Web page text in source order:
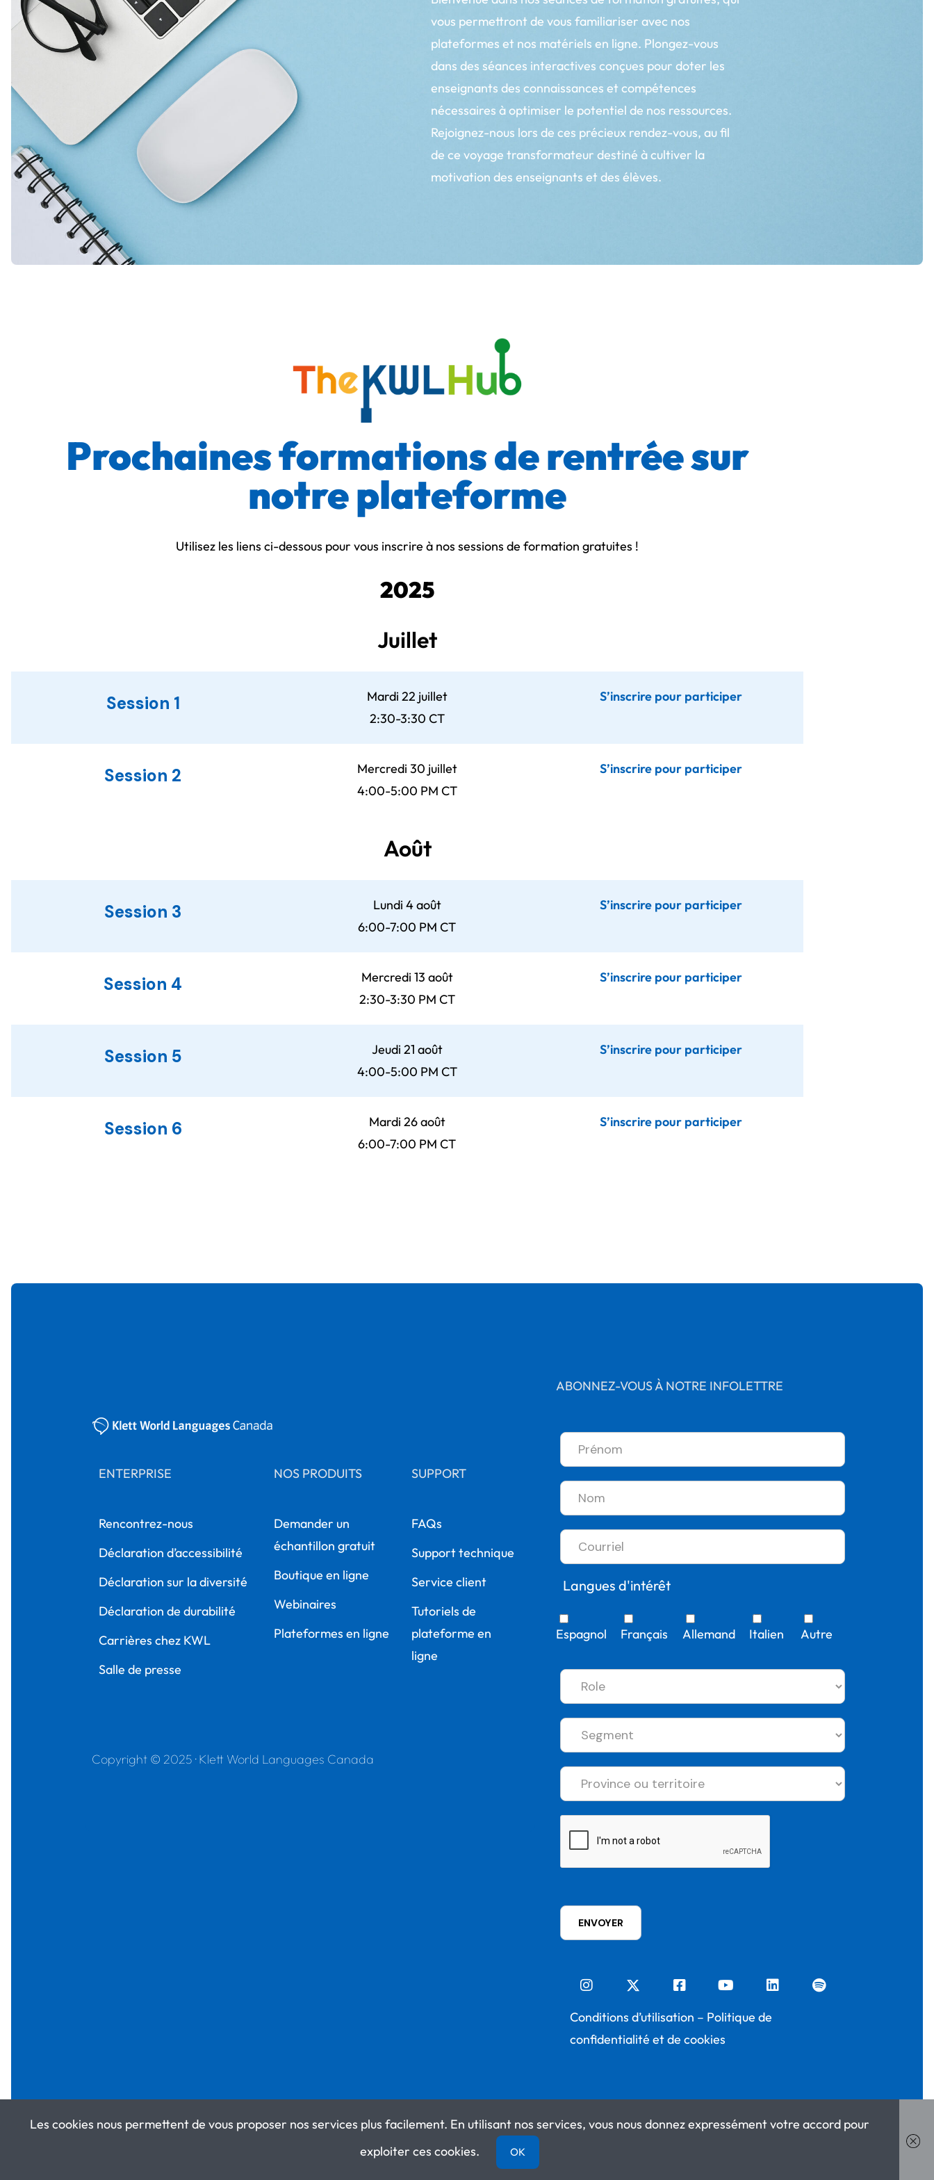
vous permettront de vous familiariser avec nos
plateformes et nos matériels en ligne. Plongez-vous
dans des séances interactives conçues pour doter les
enseignants des connaissances et compétences
nécessaires à optimiser le potentiel de nos ressources.
Rejoignez-nous lors de ces précieux rendez-vous, au fil
de ce voyage transformateur destiné à cultiver la
motivation des enseignants et des élèves.
Prochaines formations de rentrée sur
notre plateforme
Utilisez les liens ci-dessous pour vous inscrire à nos sessions de formation gratuites !
2025
Juillet
Session 1
Mardi 22 juillet
2:30-3:30 CT
S’inscrire pour participer
Session 2
Mercredi 30 juillet
4:00-5:00 PM CT
S’inscrire pour participer
Août
Session 3
Lundi 4 août
6:00-7:00 PM CT
S’inscrire pour participer
Session 4
Mercredi 13 août
2:30-3:30 PM CT
S’inscrire pour participer
Session 5
Jeudi 21 août
4:00-5:00 PM CT
S’inscrire pour participer
Session 6
Mardi 26 août
6:00-7:00 PM CT
S’inscrire pour participer
ENTERPRISE
Rencontrez-nous
Déclaration d’accessibilité
Déclaration sur la diversité
Déclaration de durabilité
Carrières chez KWL
Salle de presse
NOS PRODUITS
Demander un
échantillon gratuit
Boutique en ligne
Webinaires
Plateformes en ligne
SUPPORT
FAQs
Support technique
Service client
Tutoriels de
plateforme en
ligne
Copyright © 2025 · Klett World Languages Canada
ABONNEZ-VOUS À NOTRE INFOLETTRE
Langues d'intérêt
Espagnol Français Allemand Italien Autre
Conditions d’utilisation – Politique de
confidentialité et de cookies
Les cookies nous permettent de vous proposer nos services plus facilement. En utilisant nos services, vous nous donnez expressément votre accord pour
exploiter ces cookies.
OK